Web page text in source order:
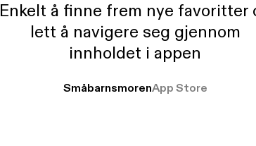
Enkelt å finne frem nye favoritter
lett å navigere seg gjennom
innholdet i appen
SmåbarnsmorenApp Store